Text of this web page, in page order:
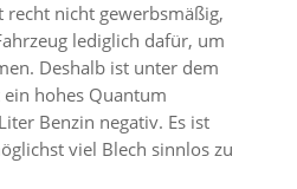
recht nicht gewerbsmäßig,
lediglich dafür, um
Deshalb ist unter dem
hohes Quantum
Benzin negativ. Es ist
viel Blech sinnlos zu